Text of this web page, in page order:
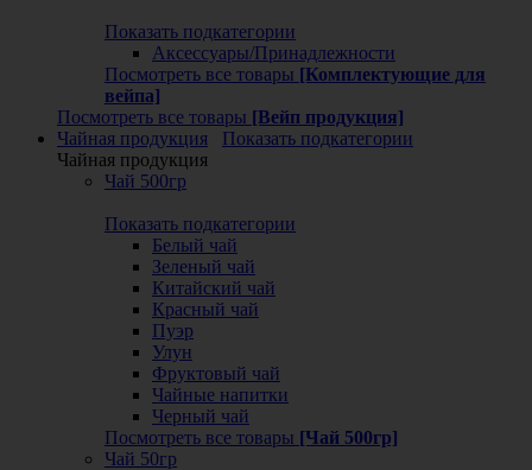
Показать подкатегории
Аксессуары/Принадлежности
Посмотреть все товары [Комплектующие для
вейпа]
Посмотреть все товары [Вейп продукция]
Чайная продукция
Показать подкатегории
Чайная продукция
Чай 500гр
Показать подкатегории
Белый чай
Зеленый чай
Китайский чай
Красный чай
Пуэр
Улун
Фруктовый чай
Чайные напитки
Черный чай
Посмотреть все товары [Чай 500гр]
Чай 50гр